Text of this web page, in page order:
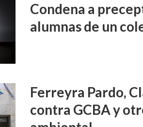
Condena a
alumnas de un
Ferreyra Pardo,
contra GCBA y